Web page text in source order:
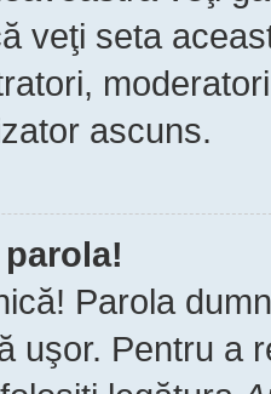
veţi seta
ascuns.
Parola
uşor. Pentru a